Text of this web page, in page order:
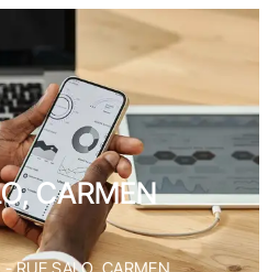
CARMEN